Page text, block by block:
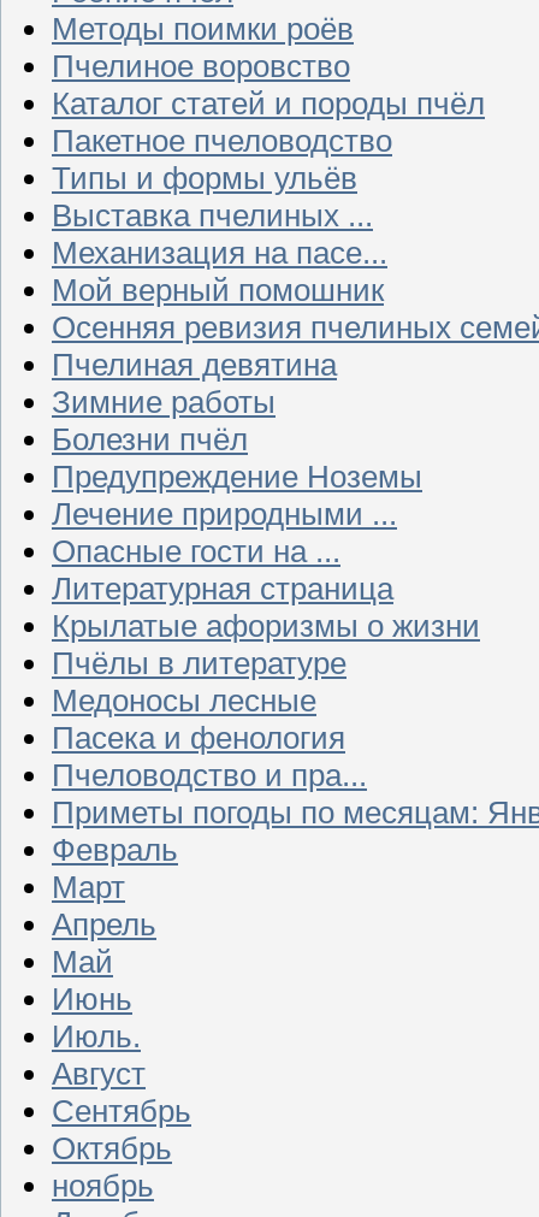
Методы поимки роёв
Пчелиное воровство
Каталог статей и породы пчёл
Пакетное пчеловодство
Типы и формы ульёв
Выставка пчелиных ...
Механизация на пасе...
Мой верный помошник
Осенняя ревизия пчелиных
Пчелиная девятина
Зимние работы
Болезни пчёл
Предупреждение Ноземы
Лечение природными ...
Опасные гости на ...
Литературная страница
Крылатые афоризмы о жизни
Пчёлы в литературе
Медоносы лесные
Пасека и фенология
Пчеловодство и пра...
Приметы погоды по месяцам:
Февраль
Март
Апрель
Май
Июнь
Июль.
Август
Сентябрь
Октябрь
ноябрь